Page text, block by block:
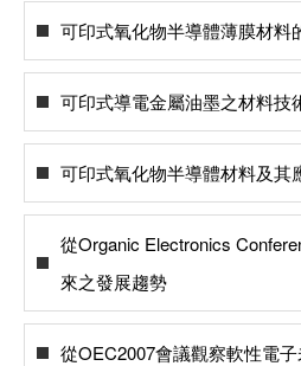
可印式氧化物半導體薄膜材料
可印式導電金屬油墨之材料技
可印式氧化物半導體材料及其
從Organic Electronics
來之發展趨勢
從OEC2007會議觀察軟性電